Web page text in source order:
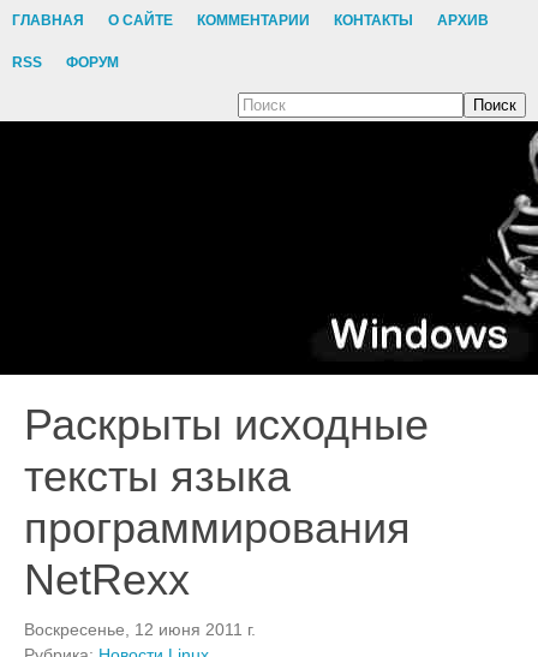
ГЛАВНАЯ О САЙТЕ КОММЕНТАРИИ КОНТАКТЫ АРХИВ
RSS ФОРУМ
Поиск
Раскрыты исходные
тексты языка
программирования
NetRexx
Воскресенье, 12 июня 2011 г.